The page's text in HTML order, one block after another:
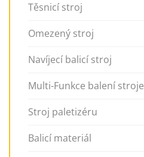
Těsnicí stroj
Omezený stroj
Navíjecí balicí stroj
Multi-Funkce balení stroje
Stroj paletizéru
Balicí materiál